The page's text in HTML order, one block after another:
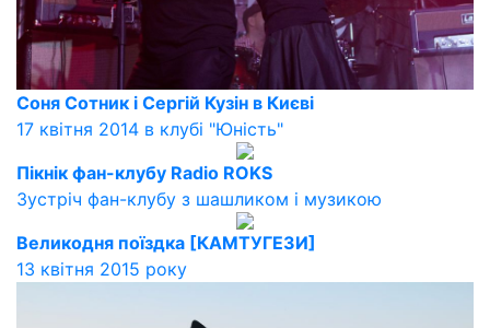
Соня Сотник і Сергій Кузін в Києві
17 квітня 2014 в клубі "Юність"
Пікнік фан-клубу Radio ROKS
Зустріч фан-клубу з шашликом і музикою
Великодня поїздка [КАМТУГЕЗИ]
13 квітня 2015 року